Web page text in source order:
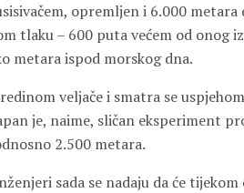
opremljen i 6.000
tlaku – 600 puta većem od onog
metara ispod morskog dna.
veljače i smatra se
je, naime, sličan eksperiment
2.500 metara.
sada se nadaju da će